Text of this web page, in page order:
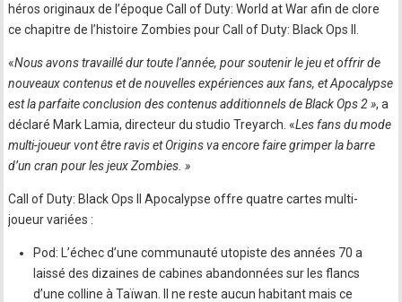
héros originaux de l’époque Call of Duty: World at War afin de clore
ce chapitre de l’histoire Zombies pour Call of Duty: Black Ops II.
«Nous avons travaillé dur toute l’année, pour soutenir le jeu et offrir de
nouveaux contenus et de nouvelles expériences aux fans, et Apocalypse
est la parfaite conclusion des contenus additionnels de Black Ops 2 », a
déclaré Mark Lamia, directeur du studio Treyarch. «Les fans du mode
multi-joueur vont être ravis et Origins va encore faire grimper la barre
d’un cran pour les jeux Zombies. »
Call of Duty: Black Ops II Apocalypse offre quatre cartes multi-
joueur variées :
Pod: L’échec d’une communauté utopiste des années 70 a
laissé des dizaines de cabines abandonnées sur les flancs
d’une colline à Taïwan. Il ne reste aucun habitant mais ce